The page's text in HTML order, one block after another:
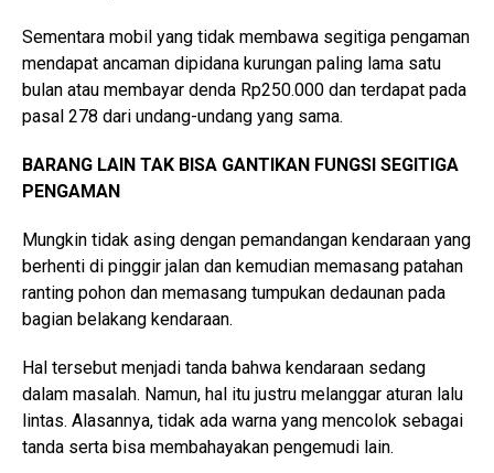
Sementara mobil yang tidak membawa segitiga pengaman
mendapat ancaman dipidana kurungan paling lama satu
bulan atau membayar denda Rp250.000 dan terdapat pada
pasal 278 dari undang-undang yang sama.
BARANG LAIN TAK BISA GANTIKAN FUNGSI SEGITIGA
PENGAMAN
Mungkin tidak asing dengan pemandangan kendaraan yang
berhenti di pinggir jalan dan kemudian memasang patahan
ranting pohon dan memasang tumpukan dedaunan pada
bagian belakang kendaraan.
Hal tersebut menjadi tanda bahwa kendaraan sedang
dalam masalah. Namun, hal itu justru melanggar aturan lalu
lintas. Alasannya, tidak ada warna yang mencolok sebagai
tanda serta bisa membahayakan pengemudi lain.